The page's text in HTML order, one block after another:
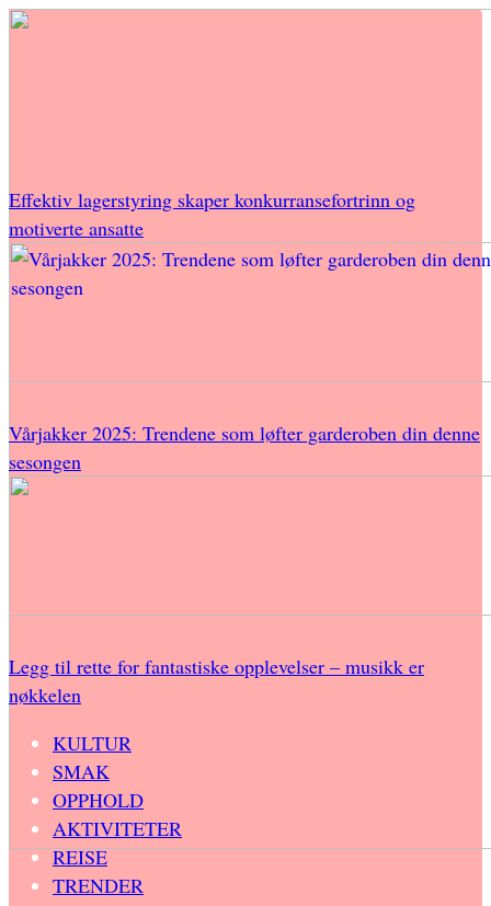
Effektiv lagerstyring skaper konkurransefortrinn og
motiverte ansatte
Vårjakker 2025: Trendene som løfter garderoben din denne
sesongen
Legg til rette for fantastiske opplevelser – musikk er
nøkkelen
KULTUR
SMAK
OPPHOLD
AKTIVITETER
REISE
TRENDER